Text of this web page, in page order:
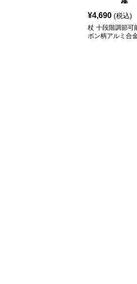
¥4,690 (税込)
杖 十段階調節可
ボン柄アルミ合